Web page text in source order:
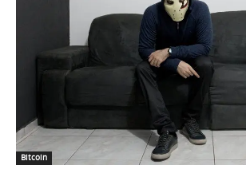
Bitcoin